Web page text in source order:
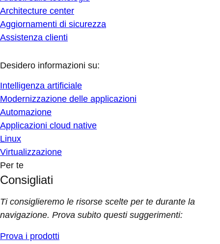
Architecture center
Aggiornamenti di sicurezza
Assistenza clienti
Desidero informazioni su:
Intelligenza artificiale
Modernizzazione delle applicazioni
Automazione
Applicazioni cloud native
Linux
Virtualizzazione
Per te
Consigliati
Ti consiglieremo le risorse scelte per te durante la
navigazione. Prova subito questi suggerimenti:
Prova i prodotti